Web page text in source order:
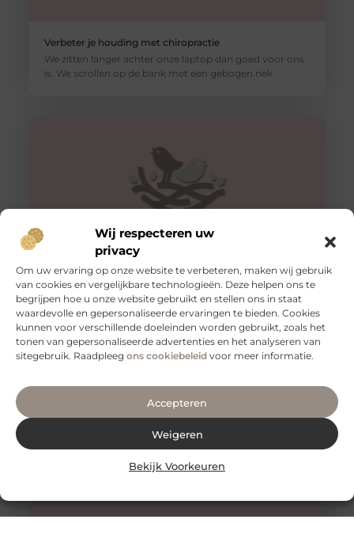
Wij respecteren uw
privacy
Om uw ervaring op onze website te verbeteren, maken wij gebruik
van cookies en vergelijkbare technologieën. Deze helpen ons te
begrijpen hoe u onze website gebruikt en stellen ons in staat
waardevolle en gepersonaliseerde ervaringen te bieden. Cookies
kunnen voor verschillende doeleinden worden gebruikt, zoals het
tonen van gepersonaliseerde advertenties en het analyseren van
sitegebruik. Raadpleeg ons cookiebeleid voor meer informatie.
Accepteren
Weigeren
Bekijk Voorkeuren
Verbeter je houding met chiropractie
We zitten langer achter onze laptop dan goed voor ons
is. We scrollen op de bank met een gebogen nek
Tips voor een goede rug
Een gezonde en sterke rug is essentieel voor een goed
functioneren van je lichaam. Het is niet alleen belangrijk
voor